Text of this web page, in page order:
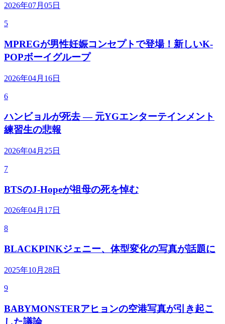
2026年07月05日
5
MPREGが男性妊娠コンセプトで登場！新しいK-
POPボーイグループ
2026年04月16日
6
ハンビョルが死去 — 元YGエンターテインメント
練習生の悲報
2026年04月25日
7
BTSのJ-Hopeが祖母の死を悼む
2026年04月17日
8
BLACKPINKジェニー、体型変化の写真が話題に
2025年10月28日
9
BABYMONSTERアヒョンの空港写真が引き起こ
した議論